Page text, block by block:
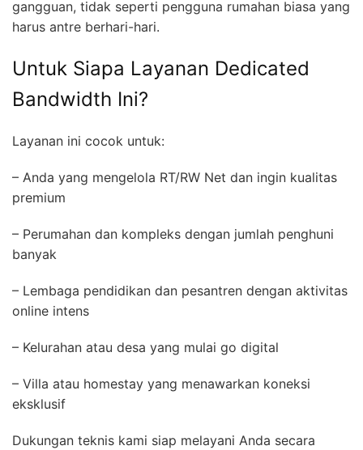
gangguan, tidak seperti pengguna rumahan biasa yang
harus antre berhari-hari.
Untuk Siapa Layanan Dedicated
Bandwidth Ini?
Layanan ini cocok untuk:
– Anda yang mengelola RT/RW Net dan ingin kualitas
premium
– Perumahan dan kompleks dengan jumlah penghuni
banyak
– Lembaga pendidikan dan pesantren dengan aktivitas
online intens
– Kelurahan atau desa yang mulai go digital
– Villa atau homestay yang menawarkan koneksi
eksklusif
Dukungan teknis kami siap melayani Anda secara